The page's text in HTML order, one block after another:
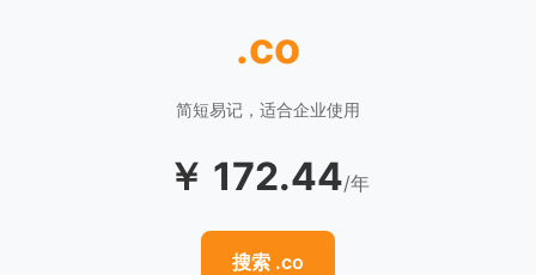
.co
简短易记，适合企业使用
￥ 172.44/年
搜索 .co